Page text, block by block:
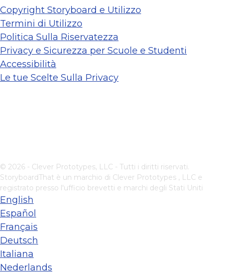
Copyright Storyboard e Utilizzo
Termini di Utilizzo
Politica Sulla Riservatezza
Privacy e Sicurezza per Scuole e Studenti
Accessibilità
Le tue Scelte Sulla Privacy
© 2026 - Clever Prototypes, LLC - Tutti i diritti riservati.
StoryboardThat è un marchio di Clever Prototypes , LLC e
registrato presso l'ufficio brevetti e marchi degli Stati Uniti
English
Español
Français
Deutsch
Italiana
Nederlands